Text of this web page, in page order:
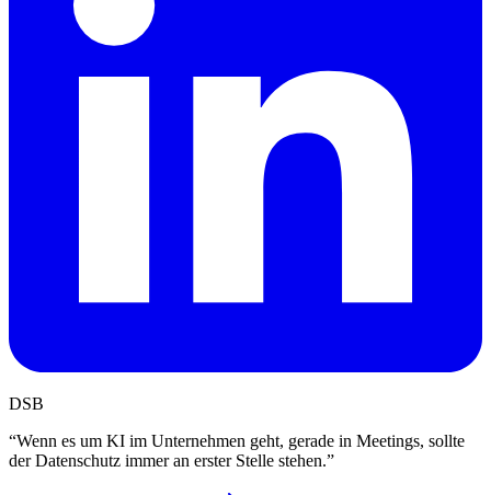
DSB
“Wenn es um KI im Unternehmen geht, gerade in Meetings, sollte
der Datenschutz immer an erster Stelle stehen.”